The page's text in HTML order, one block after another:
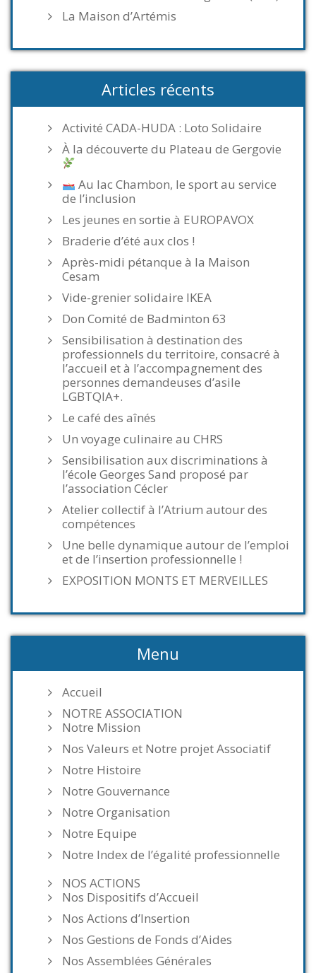
La Maison d’Artémis
Articles récents
Activité CADA-HUDA : Loto Solidaire
À la découverte du Plateau de Gergovie
Au lac Chambon, le sport au service
de l’inclusion
Les jeunes en sortie à EUROPAVOX
Braderie d’été aux clos !
Après-midi pétanque à la Maison
Cesam
Vide-grenier solidaire IKEA
Don Comité de Badminton 63
Sensibilisation à destination des
professionnels du territoire, consacré à
l’accueil et à l’accompagnement des
personnes demandeuses d’asile
LGBTQIA+.
Le café des aînés
Un voyage culinaire au CHRS
Sensibilisation aux discriminations à
l’école Georges Sand proposé par
l’association Cécler
Atelier collectif à l’Atrium autour des
compétences
Une belle dynamique autour de l’emploi
et de l’insertion professionnelle !
EXPOSITION MONTS ET MERVEILLES
Menu
Accueil
NOTRE ASSOCIATION
Notre Mission
Nos Valeurs et Notre projet Associatif
Notre Histoire
Notre Gouvernance
Notre Organisation
Notre Equipe
Notre Index de l’égalité professionnelle
NOS ACTIONS
Nos Dispositifs d’Accueil
Nos Actions d’Insertion
Nos Gestions de Fonds d’Aides
Nos Assemblées Générales